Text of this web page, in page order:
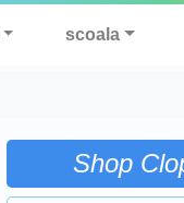
scoala
Shop